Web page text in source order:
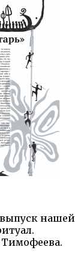
нашей